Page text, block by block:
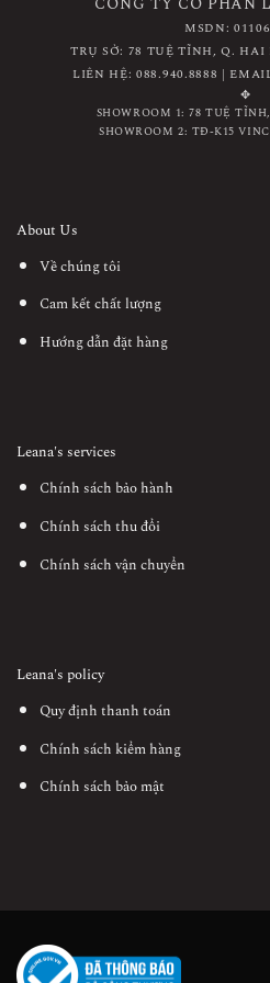
CÔNG TY CỔ PHẦN
MSDN:
TRỤ SỞ: 78 TUỆ TĨNH, Q.
LIÊN HỆ: 088.940.8888 |
✥
SHOWROOM 1: 78 TUỆ
SHOWROOM 2: TĐ-K15
About Us
Về chúng tôi
Cam kết chất lượng
Hướng dẫn đặt hàng
Leana's services
Chính sách bảo hành
Chính sách thu đổi
Chính sách vận chuyển
Leana's policy
Quy định thanh toán
Chính sách kiểm hàng
Chính sách bảo mật